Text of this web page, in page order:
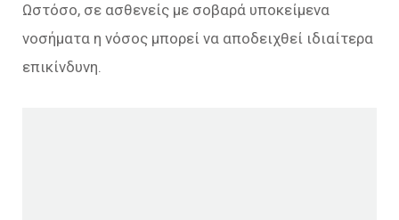
Ωστόσο, σε ασθενείς με σοβαρά υποκείμενα
νοσήματα η νόσος μπορεί να αποδειχθεί ιδιαίτερα
επικίνδυνη.